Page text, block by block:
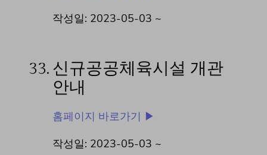
작성일: 2023-05-03 ~
33. 신규공공체육시설 개관
안내
홈페이지 바로가기 ▶
작성일: 2023-05-03 ~